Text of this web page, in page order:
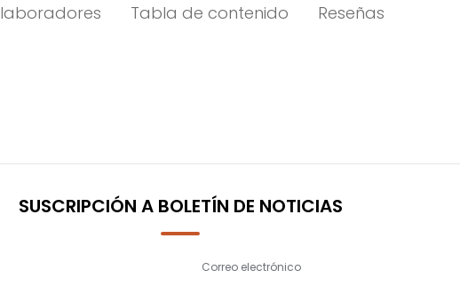
Tabla de contenido Reseñas
SUSCRIPCIÓN A BOLETÍN DE NOTICIAS
Correo electrónico